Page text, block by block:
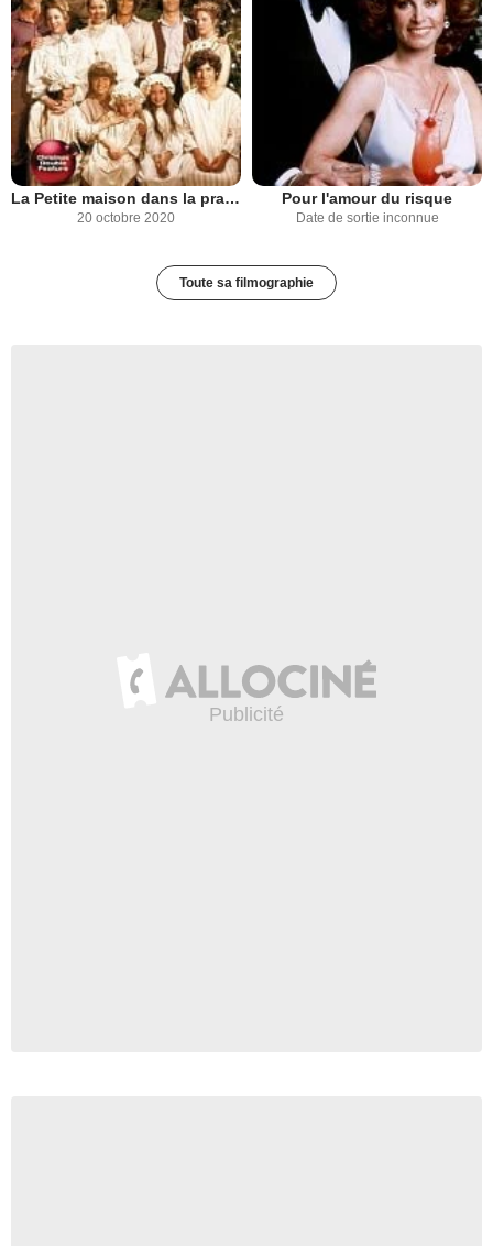
La Petite maison dans la prairie
20 octobre 2020
Pour l'amour du risque
Date de sortie inconnue
Toute sa filmographie